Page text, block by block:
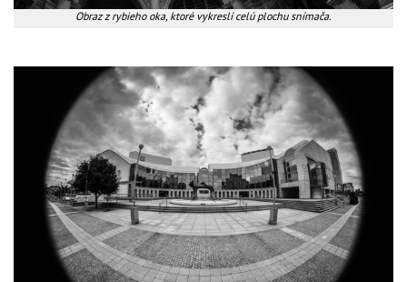
Obraz z rybieho oka, ktoré vykreslí celú plochu snímača.